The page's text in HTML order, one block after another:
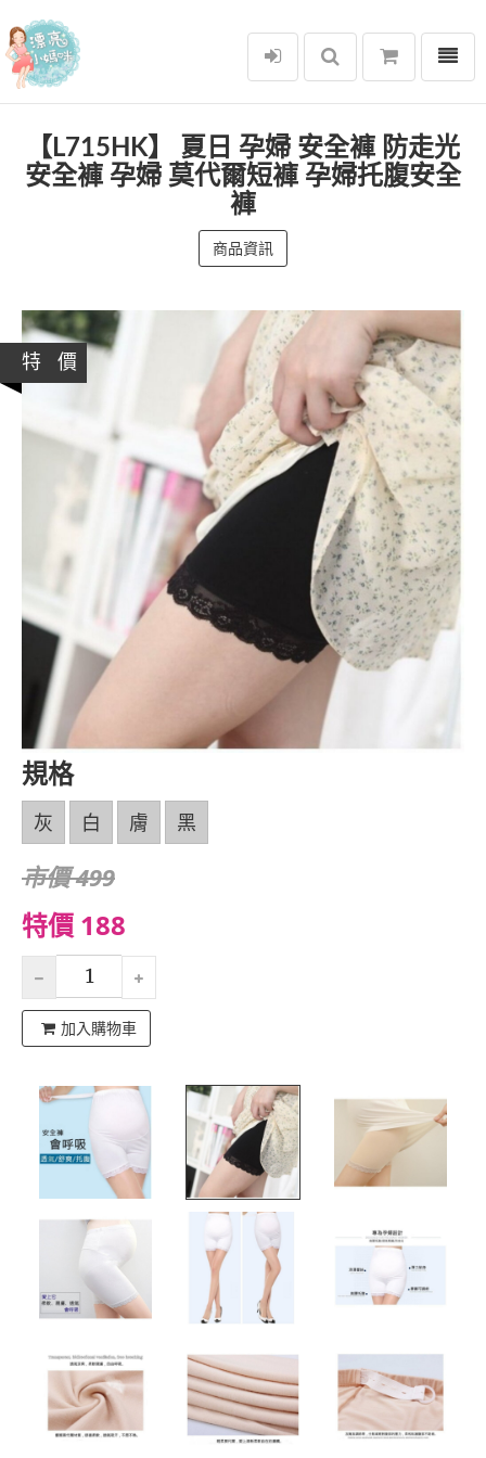
漂亮小媽咪
選單
【L715HK】 夏日 孕婦 安全褲 防走光
安全褲 孕婦 莫代爾短褲 孕婦托腹安全
褲
商品資訊
特 價
規格
灰 白 膚 黑
市價 499
特價 188
加入購物車